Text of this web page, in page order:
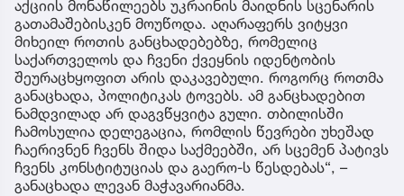
აქციის მონაწილეებს უკრაინის მაიდნის სცენარის
გათამაშებისკენ მოუწოდა. აღარაფერს ვიტყვი
მიხეილ როთის განცხადებებზე, რომელიც
საქართველოს და ჩვენი ქვეყნის იდენტობის
შეურაცხყოფით არის დაკავებული. როგორც როთმა
განაცხადა, პოლიტიკას ტოვებს. ამ განცხადებით
ნამდვილად არ დაგვწყვიტა გული. თბილისში
ჩამოსულია დელეგაცია, რომლის წევრები უხეშად
ჩაერივნენ ჩვენს შიდა საქმეებში, არ სცემენ პატივს
ჩვენს კონსტიტუციას და გაერო-ს წესდებას“, –
განაცხადა ლევან მაჭავარიანმა.